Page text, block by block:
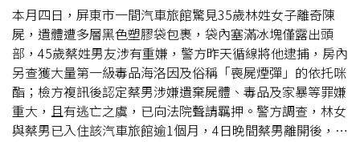
黑、瘀青或發紺等現象，則可能與心臟疾病、心肌梗塞導致
缺氧有關，至於其他部位，則須進一步檢查是否有明顯外傷
或其他致命傷勢。高大成進一步指出，死者被發現時仍倒臥
在車內，而副駕駛座椅已被放平。一般而言，這種情況較可
能是在死者死亡後，再由他人移動至車內。綜合目前情況初
步判斷，死者很可能在家中就已經失去生命跡象，母親因一
時難以接受，加上過去已有問神、拜拜的習慣，因此才將女
本月四日，屏東市一間汽車旅館驚見35歲林姓女子離奇陳
屍，遺體遭多層黑色塑膠袋包裹，袋內塞滿冰塊僅露出頭
部，45歲蔡姓男友涉有重嫌，警方昨天循線將他逮捕，房內
另查獲大量第一級毒品海洛因及俗稱「喪屍煙彈」的依托咪
酯；檢方複訊後認定蔡男涉嫌遺棄屍體、毒品及家暴等罪嫌
重大，且有逃亡之虞，已向法院聲請羈押。警方調查，林女
與蔡男已入住該汽車旅館逾1個月，4日晚間蔡男離開後，房